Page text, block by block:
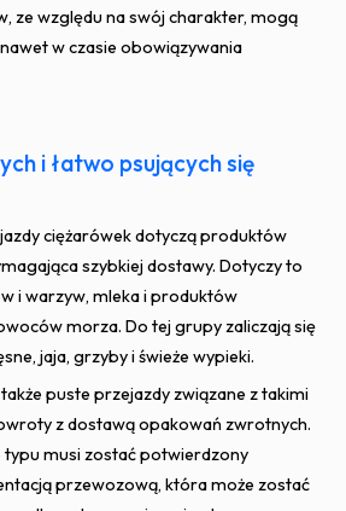
ze względu na swój charakter, mogą
w czasie obowiązywania
i łatwo psujących się
ciężarówek dotyczą produktów
szybkiej dostawy. Dotyczy to
i warzyw, mleka i produktów
morza. Do tej grupy zaliczają się
jaja, grzyby i świeże wypieki.
puste przejazdy związane z takimi
z dostawą opakowań zwrotnych.
musi zostać potwierdzony
przewozową, która może zostać